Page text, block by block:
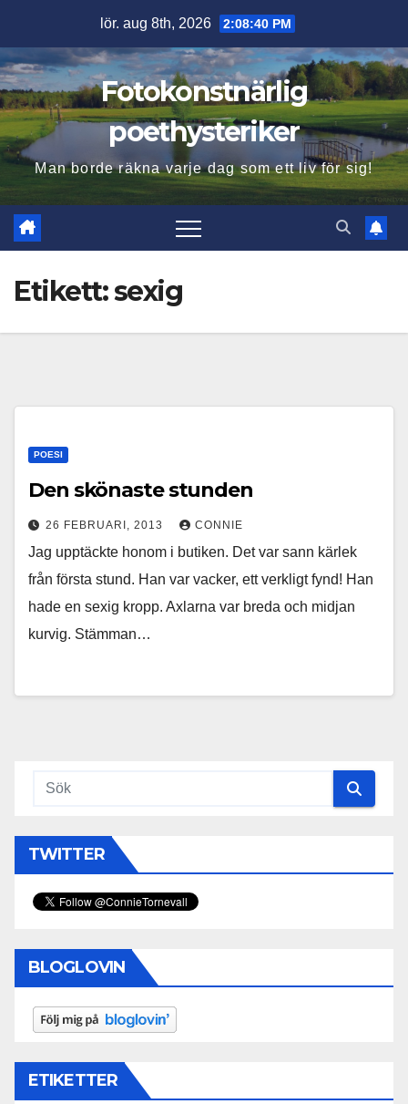
innehåll
lör. aug 8th, 2026 2:08:41 PM
Fotokonstnärlig
poethysteriker
Man borde räkna varje dag som ett liv för sig!
Etikett:sexig
POESI
Den skönaste stunden
26 FEBRUARI, 2013 CONNIE
Jag upptäckte honom i butiken. Det var sann kärlek
från första stund. Han var vacker, ett verkligt fynd! Han
hade en sexig kropp. Axlarna var breda och midjan
kurvig. Stämman…
TWITTER
BLOGLOVIN
ETIKETTER